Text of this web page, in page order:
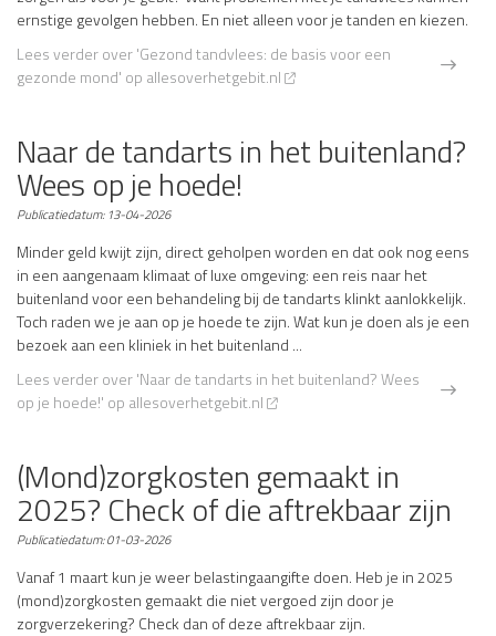
ernstige gevolgen hebben. En niet alleen voor je tanden en kiezen.
Lees verderover 'Gezond tandvlees: de basis voor een
gezonde mond' op allesoverhetgebit.nl
Naar de tandarts in het buitenland?
Wees op je hoede!
Publicatiedatum: 13-04-2026
Minder geld kwijt zijn, direct geholpen worden en dat ook nog eens
in een aangenaam klimaat of luxe omgeving: een reis naar het
buitenland voor een behandeling bij de tandarts klinkt aanlokkelijk.
Toch raden we je aan op je hoede te zijn. Wat kun je doen als je een
bezoek aan een kliniek in het buitenland ...
Lees verderover 'Naar de tandarts in het buitenland? Wees
op je hoede!' op allesoverhetgebit.nl
(Mond)zorgkosten gemaakt in
2025? Check of die aftrekbaar zijn
Publicatiedatum:01-03-2026
Vanaf 1 maart kun je weer belastingaangifte doen. Heb je in 2025
(mond)zorgkosten gemaakt die niet vergoed zijn door je
zorgverzekering? Check dan of deze aftrekbaar zijn.